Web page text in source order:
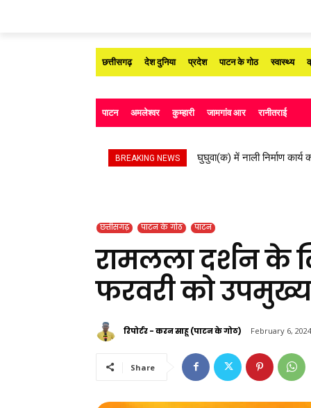
छत्तीसगढ़ देश दुनिया प्रदेश पाटन के गोठ स्वास्थ्य
पाटन अमलेश्वर कुम्हारी जामगांव आर रानीतराई
BREAKING NEWS स्काउट गाइड के बच्चों ने रैली
छत्तीसगढ़ पाटन के गोठ पाटन
रामलला दर्शन के
फरवरी को
रिपोर्टर - करन साहू (पाटन के गोठ) February 6, 2024
Share